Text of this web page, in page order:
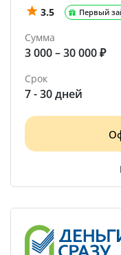
3.5 Первый
Сумма
3 000 – 30 000 ₽
Срок
7 - 30 дней